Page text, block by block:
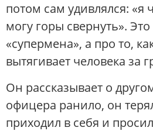
потом сам удивлялся: «я
могу горы свернуть».
«супермена», а про то,
вытягивает человека за
Он рассказывает о
офицера ранило, он
приходил в себя и